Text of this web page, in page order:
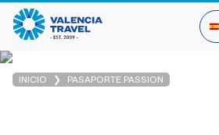
INICIO PASAPORTE PASSION